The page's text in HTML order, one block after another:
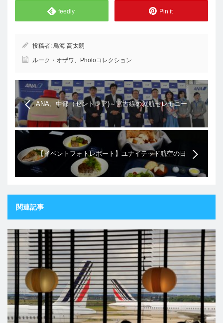
feedly Pin it
投稿者: 鳥海 高太朗
ルーク・オザワ、Photoコレクション
ANA、中部（セントレア)～宮古線の就航セレモニー
レポート
【イベントフォトレポート】ユナイテッド航空の日
本発アメリカ行きビジネスクラスの機内食
関連記事